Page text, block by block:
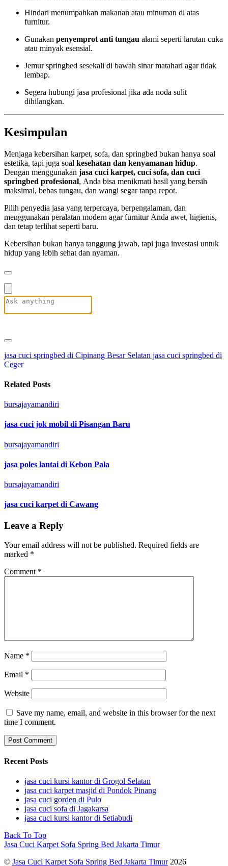
Hindari menumpahkan makanan atau minuman di atas
furnitur.
Gunakan penyemprot anti tungau alami seperti larutan cuka
atau minyak esensial.
Jemur springbed sesekali di bawah sinar matahari agar tidak
lembap.
Segera hubungi jasa profesional jika ada noda sulit
dihilangkan.
Kesimpulan
Menjaga kebersihan karpet, sofa, dan springbed bukan hanya soal
estetika, tapi juga soal kesehatan dan kenyamanan hidup.
Dengan menggunakan jasa cuci karpet, cuci sofa, dan cuci
springbed profesional, Anda bisa menikmati hasil yang bersih
maksimal, bebas tungau, dan wangi segar tanpa repot.
Pilih penyedia jasa yang terpercaya, berpengalaman, dan
menggunakan peralatan modern agar furnitur Anda awet, higienis,
dan tetap terlihat seperti baru.
Kebersihan bukan hanya tanggung jawab, tapi juga investasi untuk
hidup yang lebih sehat dan nyaman.
jasa cuci springbed di Cipinang Besar Selatan jasa cuci springbed di
Ceger
Related Posts
bursajayamandiri
jasa cuci jok mobil di Pisangan Baru
bursajayamandiri
jasa poles lantai di Kebon Pala
bursajayamandiri
jasa cuci karpet di Cawang
Leave a Reply
Your email address will not be published. Required fields are
marked *
Comment *
Name *
Email *
Website
Save my name, email, and website in this browser for the next
time I comment.
Recent Posts
jasa cuci kursi kantor di Grogol Selatan
jasa cuci karpet masjid di Pondok Pinang
jasa cuci gorden di Pulo
jasa cuci sofa di Jagakarsa
jasa cuci kursi kantor di Setiabudi
Back To Top
Jasa Cuci Karpet Sofa Spring Bed Jakarta Timur
© Jasa Cuci Karpet Sofa Spring Bed Jakarta Timur2026